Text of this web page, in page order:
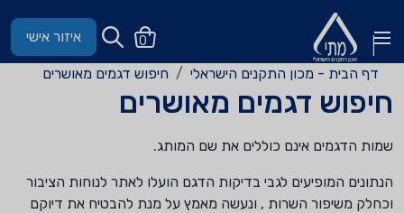
0 איזור אישי
דף הבית - מכון התקנים הישראלי חיפוש דגמים מאושרים
חיפוש דגמים מאושרים
שמות הדגמים אינם כוללים את שם המותג.
הנתונים המופיעים לגבי בדיקות הדגם הועלו לאתר לנוחות הציבור
וכחלק משיפור השרות , ונעשה מאמץ על מנת להבטיח את דיוקם